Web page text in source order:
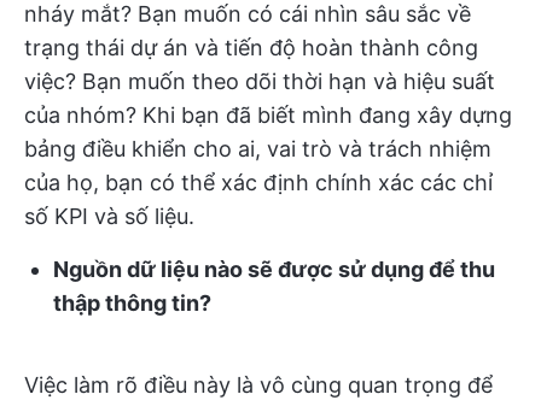
nháy mắt? Bạn muốn có cái nhìn sâu sắc về
trạng thái dự án và tiến độ hoàn thành công
việc? Bạn muốn theo dõi thời hạn và hiệu suất
của nhóm? Khi bạn đã biết mình đang xây dựng
bảng điều khiển cho ai, vai trò và trách nhiệm
của họ, bạn có thể xác định chính xác các chỉ
số KPI và số liệu.
Nguồn dữ liệu nào sẽ được sử dụng để thu
thập thông tin?
Việc làm rõ điều này là vô cùng quan trọng để